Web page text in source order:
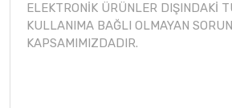
ELEKTRONİK ÜRÜNLER DIŞINDAKİ
KULLANIMA BAĞLI OLMAYAN
KAPSAMIMIZDADIR.